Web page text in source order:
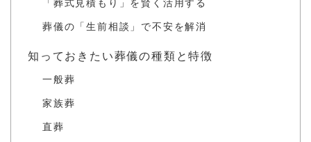
葬儀の「生前相談」で不安を解消
知っておきたい葬儀の種類と特徴
一般葬
家族葬
直葬